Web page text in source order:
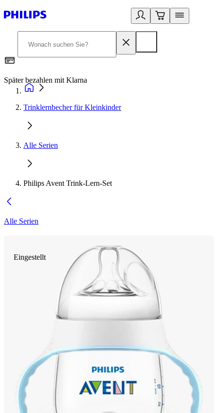
Später bezahlen mit Klarna
Trinklernbecher für Kleinkinder
Alle Serien
Philips Avent Trink-Lern-Set
Alle Serien
Eingestellt